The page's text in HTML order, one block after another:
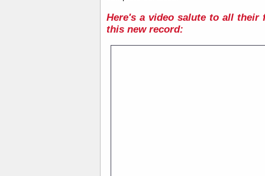
Here's a video salute to all
this new record: